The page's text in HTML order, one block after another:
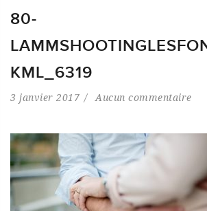
80-
KML_6319
3 janvier 2017 Aucun commentaire